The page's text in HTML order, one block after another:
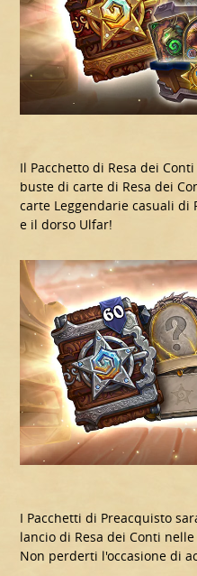
Il Pacchetto di Resa dei
buste di carte di Resa dei
carte Leggendarie casuali di
e il dorso Ulfar!
I Pacchetti di Preacquisto
lancio di Resa dei Conti
Non perderti l'occasione di